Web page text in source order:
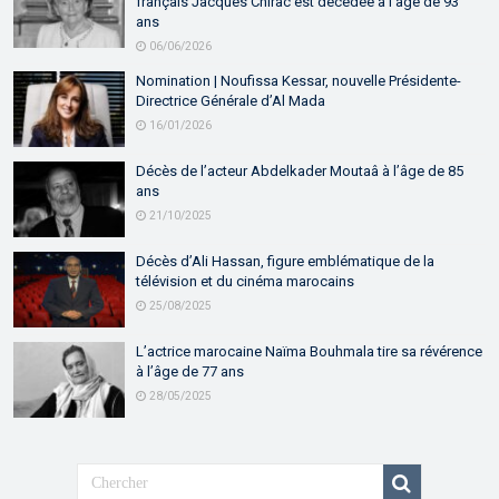
ans
06/06/2026
Nomination | Noufissa Kessar, nouvelle Présidente-
Directrice Générale d’Al Mada
16/01/2026
Décès de l’acteur Abdelkader Moutaâ à l’âge de 85
ans
21/10/2025
Décès d’Ali Hassan, figure emblématique de la
télévision et du cinéma marocains
25/08/2025
L’actrice marocaine Naïma Bouhmala tire sa révérence
à l’âge de 77 ans
28/05/2025